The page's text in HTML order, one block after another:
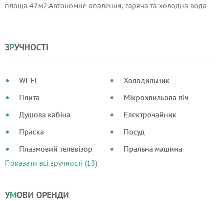
площа 47м2.Автономне опалення, гаряча та холодна вода
ЗРУЧНОСТІ
Wi-Fi
Плита
Душова кабіна
Праска
Плазмовий телевізор
Холодильник
Мікрохвильова піч
Електрочайник
Посуд
Пральна машина
Показати всі зручності (13)
УМОВИ ОРЕНДИ